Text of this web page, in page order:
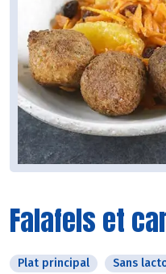
Falafels et
Plat principal Sans